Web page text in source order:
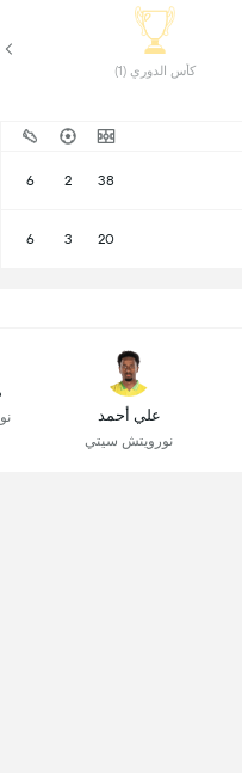
كأس الدوري (1)
38
2
6
20
3
6
علي أحمد
نورويتش سيتي